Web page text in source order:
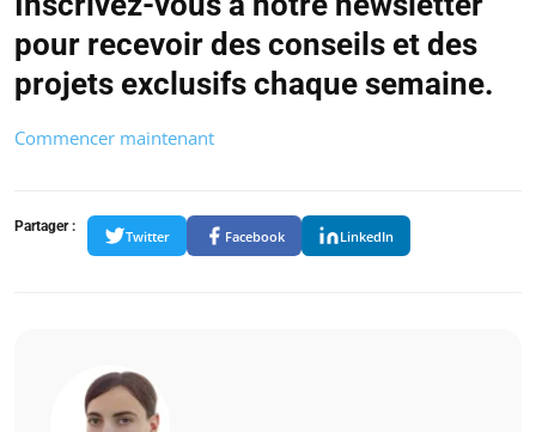
pour recevoir des conseils et des
projets exclusifs chaque semaine.
Commencer maintenant
Partager :
Twitter Facebook LinkedIn